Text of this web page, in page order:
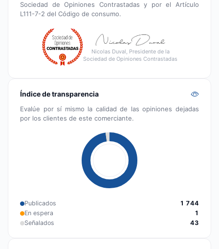
Sociedad de Opiniones Contrastadas y por el Artículo
L111-7-2 del Código de consumo.
Nicolas Duval, Presidente de la
Sociedad de Opiniones Contrastadas
Índice de transparencia
Evalúe por sí mismo la calidad de las opiniones dejadas
por los clientes de este comerciante.
Publicados
1 744
En espera
1
Señalados
43